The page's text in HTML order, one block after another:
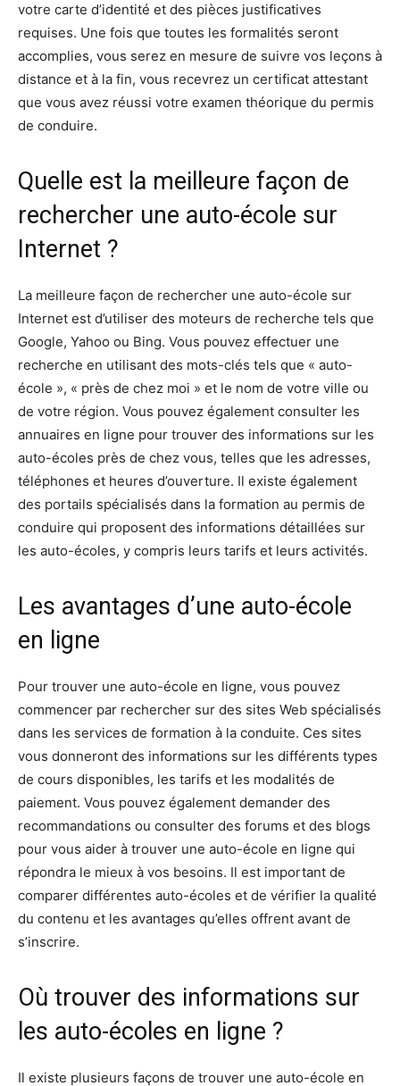
votre carte d’identité et des pièces justificatives
requises. Une fois que toutes les formalités seront
accomplies, vous serez en mesure de suivre vos leçons à
distance et à la fin, vous recevrez un certificat attestant
que vous avez réussi votre examen théorique du permis
de conduire.
Quelle est la meilleure façon de
rechercher une auto-école sur
Internet ?
La meilleure façon de rechercher une auto-école sur
Internet est d’utiliser des moteurs de recherche tels que
Google, Yahoo ou Bing. Vous pouvez effectuer une
recherche en utilisant des mots-clés tels que « auto-
école », « près de chez moi » et le nom de votre ville ou
de votre région. Vous pouvez également consulter les
annuaires en ligne pour trouver des informations sur les
auto-écoles près de chez vous, telles que les adresses,
téléphones et heures d’ouverture. Il existe également
des portails spécialisés dans la formation au permis de
conduire qui proposent des informations détaillées sur
les auto-écoles, y compris leurs tarifs et leurs activités.
Les avantages d’une auto-école
en ligne
Pour trouver une auto-école en ligne, vous pouvez
commencer par rechercher sur des sites Web spécialisés
dans les services de formation à la conduite. Ces sites
vous donneront des informations sur les différents types
de cours disponibles, les tarifs et les modalités de
paiement. Vous pouvez également demander des
recommandations ou consulter des forums et des blogs
pour vous aider à trouver une auto-école en ligne qui
répondra le mieux à vos besoins. Il est important de
comparer différentes auto-écoles et de vérifier la qualité
du contenu et les avantages qu’elles offrent avant de
s’inscrire.
Où trouver des informations sur
les auto-écoles en ligne ?
Il existe plusieurs façons de trouver une auto-école en